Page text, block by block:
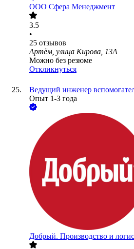
ООО Сфера Менеджмент
3.5
•
25 отзывов
Артём, улица Кирова, 13А
Можно без резюме
Откликнуться
Ведущий инженер
Опыт 1-3 года
Добрый. Производство и